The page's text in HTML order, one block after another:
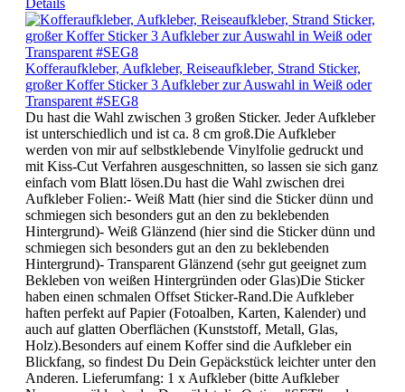
Details
Kofferaufkleber, Aufkleber, Reiseaufkleber, Strand Sticker,
großer Koffer Sticker 3 Aufkleber zur Auswahl in Weiß oder
Transparent #SEG8
Du hast die Wahl zwischen 3 großen Sticker. Jeder Aufkleber
ist unterschiedlich und ist ca. 8 cm groß.Die Aufkleber
werden von mir auf selbstklebende Vinylfolie gedruckt und
mit Kiss-Cut Verfahren ausgeschnitten, so lassen sie sich ganz
einfach vom Blatt lösen.Du hast die Wahl zwischen drei
Aufkleber Folien:- Weiß Matt (hier sind die Sticker dünn und
schmiegen sich besonders gut an den zu beklebenden
Hintergrund)- Weiß Glänzend (hier sind die Sticker dünn und
schmiegen sich besonders gut an den zu beklebenden
Hintergrund)- Transparent Glänzend (sehr gut geeignet zum
Bekleben von weißen Hintergründen oder Glas)Die Sticker
haben einen schmalen Offset Sticker-Rand.Die Aufkleber
haften perfekt auf Papier (Fotoalben, Karten, Kalender) und
auch auf glatten Oberflächen (Kunststoff, Metall, Glas,
Holz).Besonders auf einem Koffer sind die Aufkleber ein
Blickfang, so findest Du Dein Gepäckstück leichter unter den
Anderen. Lieferumfang: 1 x Aufkleber (bitte Aufkleber